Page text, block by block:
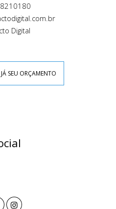
Digital
SEU ORÇAMENTO